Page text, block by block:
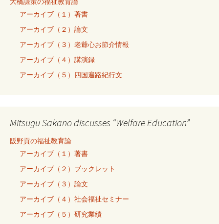
アーカイブ（１）著書
アーカイブ（２）論文
アーカイブ（３）老爺心お節介情報
アーカイブ（４）講演録
アーカイブ（５）四国遍路紀行文
Mitsugu Sakano discusses “Welfare Education”
阪野貢の福祉教育論
アーカイブ（１）著書
アーカイブ（２）ブックレット
アーカイブ（３）論文
アーカイブ（４）社会福祉セミナー
アーカイブ（５）研究業績